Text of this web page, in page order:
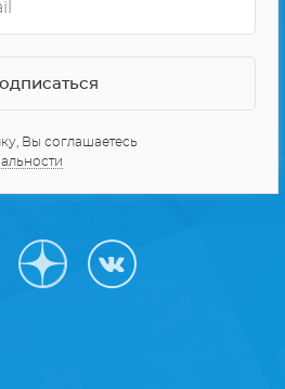
ПРО КОСМОС
тольколучшее